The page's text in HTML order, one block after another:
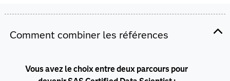
Comment combiner les références
Vous avez le choix entre deux parcours pour